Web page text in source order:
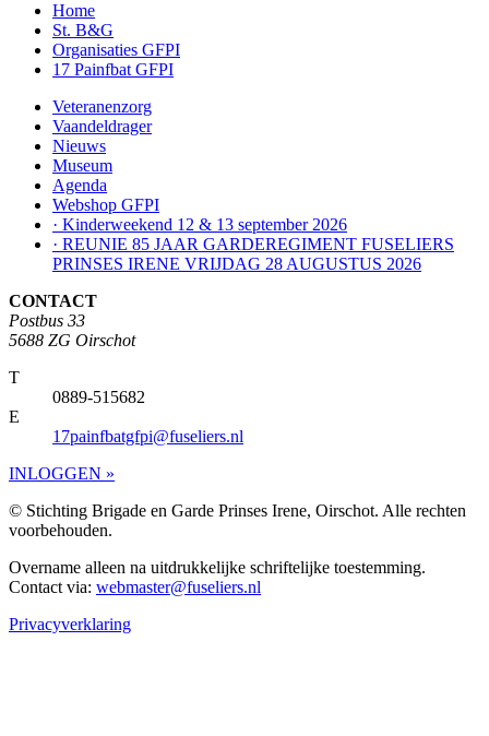
Home
St. B&G
Organisaties GFPI
17 Painfbat GFPI
Veteranenzorg
Vaandeldrager
Nieuws
Museum
Agenda
Webshop GFPI
· Kinderweekend 12 & 13 september 2026
· REUNIE 85 JAAR GARDEREGIMENT FUSELIERS
PRINSES IRENE VRIJDAG 28 AUGUSTUS 2026
CONTACT
Postbus 33
5688 ZG Oirschot
T
0889-515682
E
17painfbatgfpi@fuseliers.nl
INLOGGEN »
© Stichting Brigade en Garde Prinses Irene, Oirschot. Alle rechten
voorbehouden.
Overname alleen na uitdrukkelijke schriftelijke toestemming.
Contact via: webmaster@fuseliers.nl
Privacyverklaring